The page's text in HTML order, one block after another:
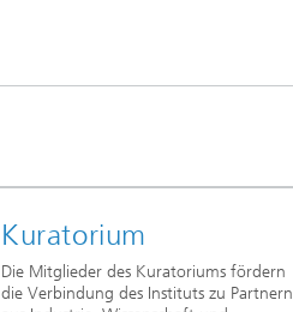
Kuratorium
Die Mitglieder des Kuratoriums fördern
die Verbindung des Instituts zu Partnern